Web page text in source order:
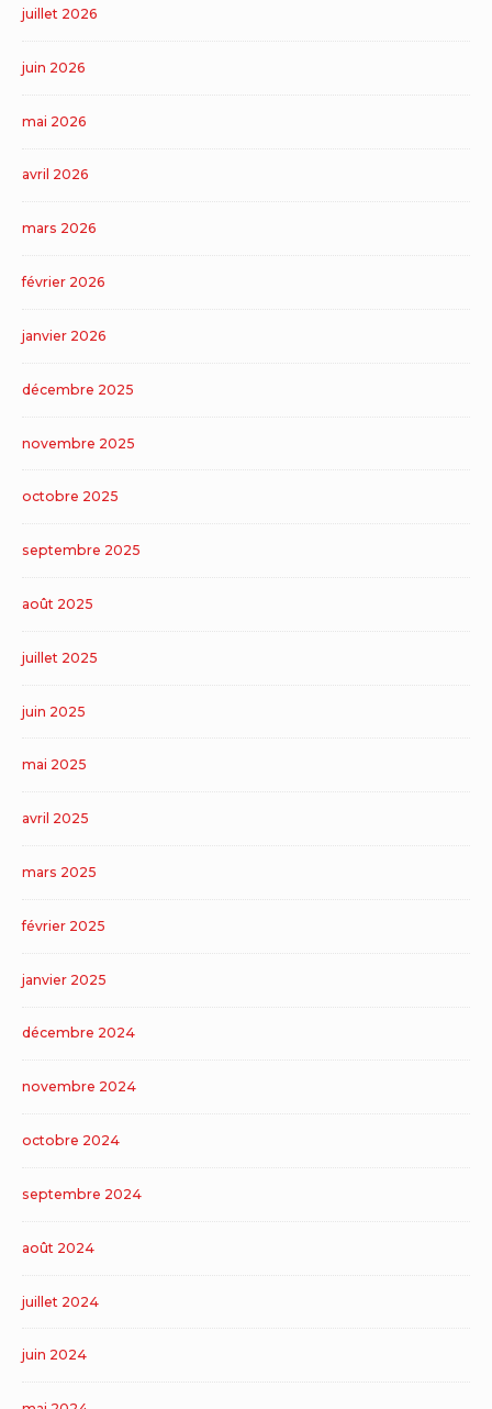
juillet 2026
juin 2026
mai 2026
avril 2026
mars 2026
février 2026
janvier 2026
décembre 2025
novembre 2025
octobre 2025
septembre 2025
août 2025
juillet 2025
juin 2025
mai 2025
avril 2025
mars 2025
février 2025
janvier 2025
décembre 2024
novembre 2024
octobre 2024
septembre 2024
août 2024
juillet 2024
juin 2024